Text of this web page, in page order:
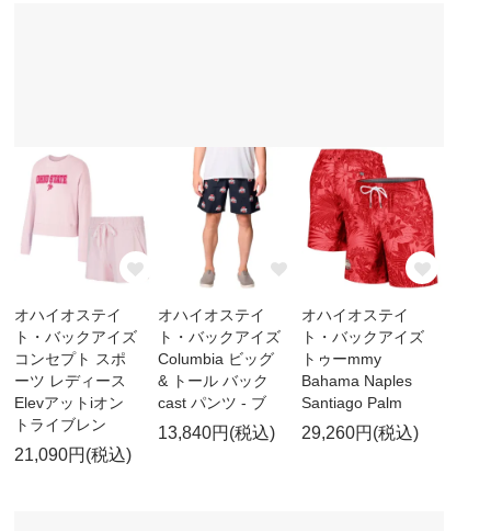
オハイオステイ
ト・バックアイズ
コンセプト スポ
ーツ レディース
Elevアットiオン
トライブレン
21,090円(税込)
オハイオステイ
ト・バックアイズ
Columbia ビッグ
& トール バック
cast パンツ - ブ
13,840円(税込)
オハイオステイ
ト・バックアイズ
トゥーmmy
Bahama Naples
Santiago Palm
29,260円(税込)